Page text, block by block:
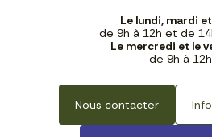
Le lundi, mardi
de 9h à 12h et de
Le mercredi et le
de 9h à 12h
Nous contacter